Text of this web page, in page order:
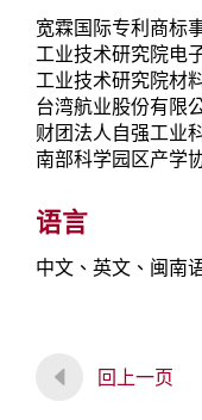
宽霖国际专利商标
工业技术研究院电
工业技术研究院材
台湾航业股份有限
财团法人自强工业
南部科学园区产学
语言
中文、英文、闽南
回上一页